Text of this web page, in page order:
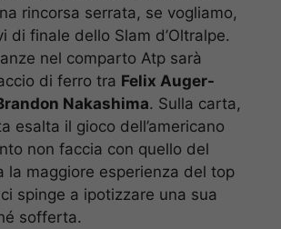
rincorsa serrata, se vogliamo,
di finale dello Slam d’Oltralpe.
nel comparto Atp sarà
di ferro tra Felix Auger-
Nakashima. Sulla carta,
esalta il gioco dell’americano
non faccia con quello del
la maggiore esperienza del top
spinge a ipotizzare una sua
sofferta.